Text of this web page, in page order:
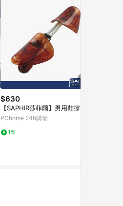
$630
【SAPHIR莎菲爾】男用鞋撐
PChome 24h購物
1%